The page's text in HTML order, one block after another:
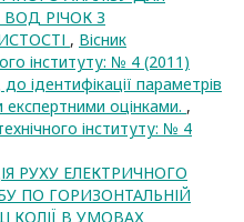
РІЧОК З
, Вісник
інституту: № 4 (2011)
ідентифікації параметрів
експертними оцінками. ,
інституту: № 4
РУХУ ЕЛЕКТРИЧНОГО
ПО ГОРИЗОНТАЛЬНІЙ
КОЛІЇ В УМОВАХ